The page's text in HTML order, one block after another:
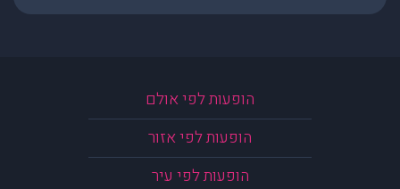
הופעות לפי אולם
הופעות לפי אזור
הופעות לפי עיר